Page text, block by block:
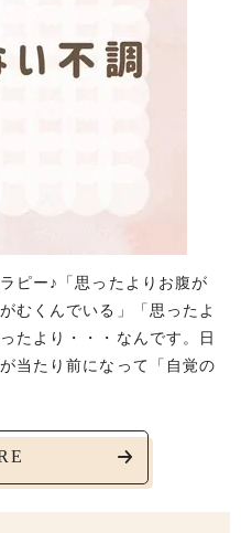
ピー♪「思ったよりお腹が
むくんでいる」「思ったよ
たより・・・なんです。日
当たり前になって「自覚の